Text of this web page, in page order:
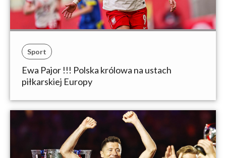
Sport
Ewa Pajor !!! Polska królowa na ustach
piłkarskiej Europy